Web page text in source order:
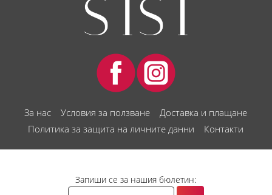
За нас Условия за ползване
Доставка и плащане
Политика за защита на личните данни
Контакти
Запиши се за нашия бюлетин: